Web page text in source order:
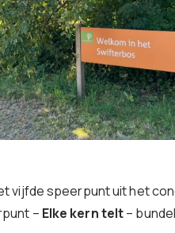
vijfde speerpunt uit het
– Elke kern telt–